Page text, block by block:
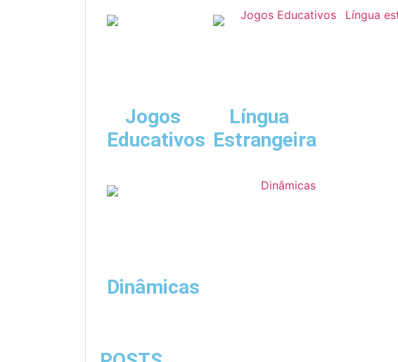
Jogos
Educativos
Língua
Estrangeira
Dinâmicas